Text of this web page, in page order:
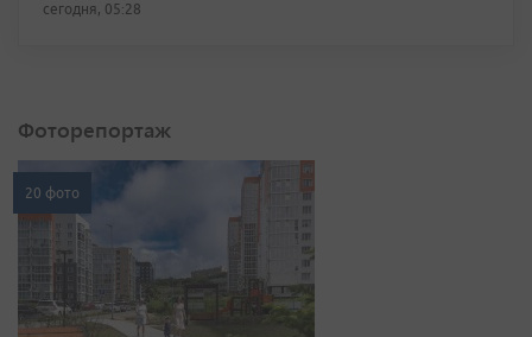
сегодня, 05:28
Фоторепортаж
20 фото